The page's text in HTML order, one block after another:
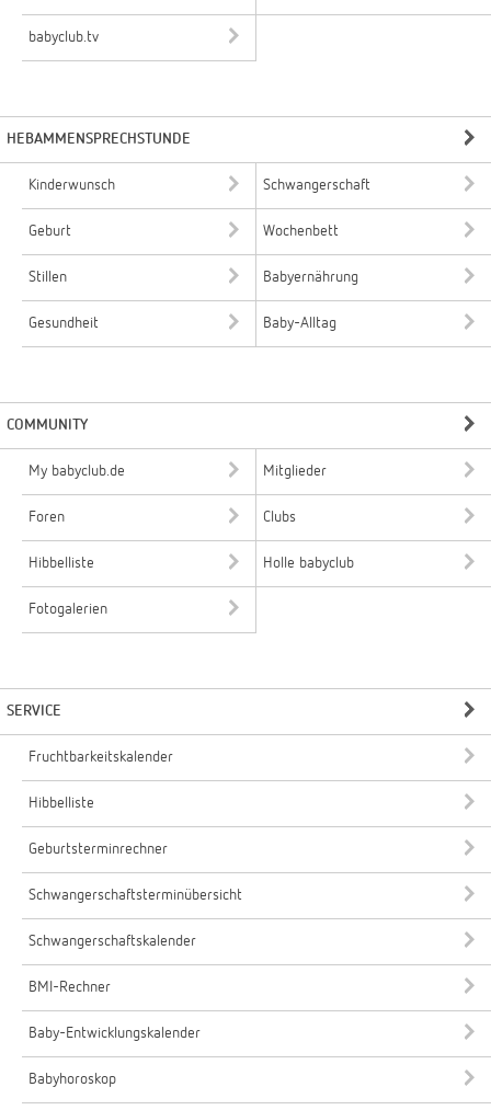
babyclub.tv
HEBAMMENSPRECHSTUNDE
Kinderwunsch Schwangerschaft
Geburt Wochenbett
Stillen Babyernährung
Gesundheit Baby-Alltag
COMMUNITY
My babyclub.de Mitglieder
Foren Clubs
Hibbelliste Holle babyclub
Fotogalerien
SERVICE
Fruchtbarkeitskalender
Hibbelliste
Geburtsterminrechner
Schwangerschaftsterminübersicht
Schwangerschaftskalender
BMI-Rechner
Baby-Entwicklungskalender
Babyhoroskop